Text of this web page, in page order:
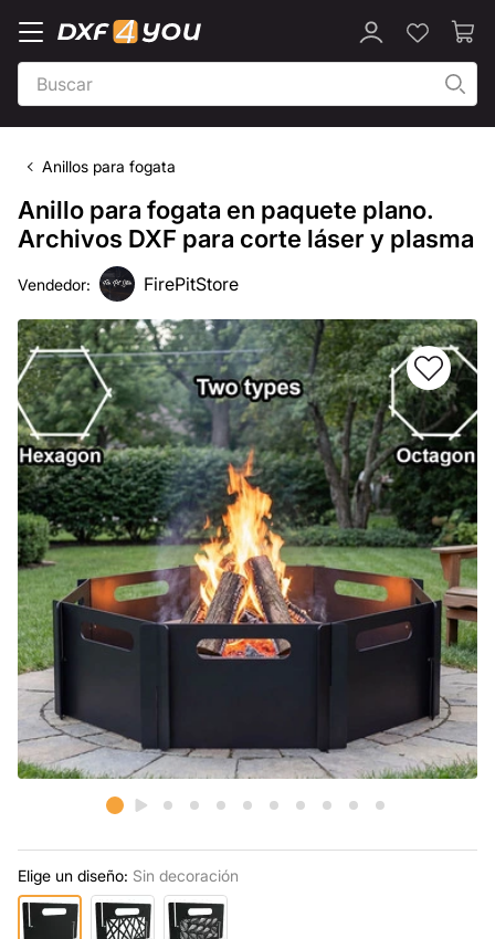
Anillos para fogata
Anillo para fogata en paquete plano.
Archivos DXF para corte láser y plasma
Vendedor: FirePitStore
Elige un diseño: Sin decoración